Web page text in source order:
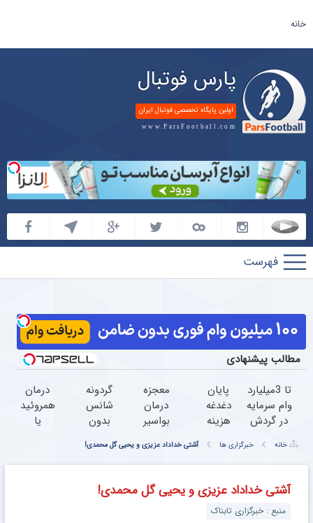
خانه
پارس فوتبال
اولین پایگاه تخصصی فوتبال ایران
www.ParsFootball.com
پارس
فوتبال
مطالب پیشنهادی
تا 3میلیارد
وام سرمایه
در گردش
=>
فروشگاهت
رو ثبت
کن
پایان
دغدغه
هزینه
دندان
پزشکی
با پک
سفید
کننده
معجزه
درمان
بواسیر
30دقیقه
به
صورت
سرپایی
گردونه
شانس
بدون
پوچ از
PS5 تا
آیفون17
و بیت
کوین
درمان
همروئید
یا
خانه خبرگزاری ها آشتی خداداد عزیزی و یحیی گل محمدی!
آشتی خداداد عزیزی و یحیی گل محمدی!
منبع : خبرگزاری تابناک